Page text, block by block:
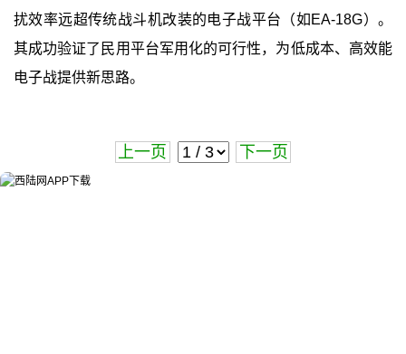
扰效率远超传统战斗机改装的电子战平台（如EA-18G）。
其成功验证了民用平台军用化的可行性，为低成本、高效能
电子战提供新思路。
上一页 下一页